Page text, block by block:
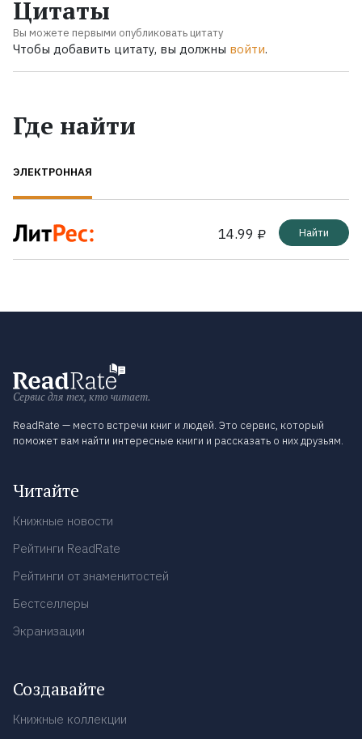
Цитаты
Вы можете первыми опубликовать цитату
Чтобы добавить цитату, вы должны войти.
Где найти
ЭЛЕКТРОННАЯ
14.99 ₽ Найти
Сервис для тех, кто читает.
ReadRate — место встречи книг и людей. Это сервис, который
поможет вам найти интересные книги и рассказать о них друзьям.
Читайте
Книжные новости
Рейтинги ReadRate
Рейтинги от знаменитостей
Бестселлеры
Экранизации
Создавайте
Книжные коллекции